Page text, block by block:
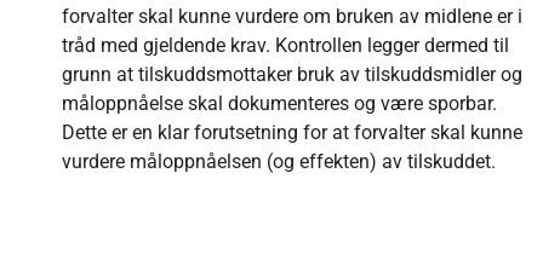
forvalter skal kunne vurdere om bruken av midlene er i
tråd med gjeldende krav. Kontrollen legger dermed til
grunn at tilskuddsmottaker bruk av tilskuddsmidler og
måloppnåelse skal dokumenteres og være sporbar.
Dette er en klar forutsetning for at forvalter skal kunne
vurdere måloppnåelsen (og effekten) av tilskuddet.